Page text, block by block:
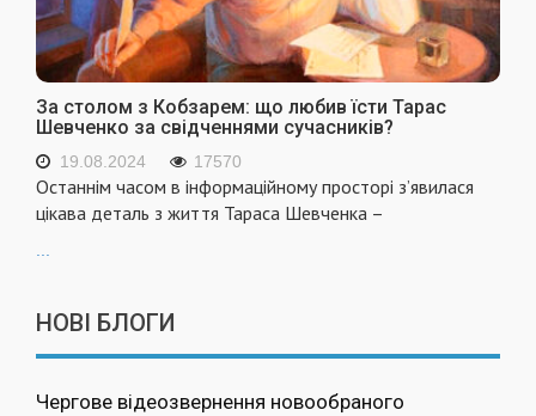
За столом з Кобзарем: що любив їсти Тарас
Шевченко за свідченнями сучасників?
19.08.2024 17570
Останнім часом в інформаційному просторі з’явилася
цікава деталь з життя Тараса Шевченка –
...
НОВІ БЛОГИ
Чергове відеозвернення новообраного